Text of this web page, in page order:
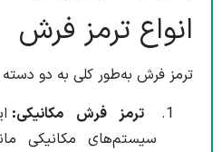
انواع ترمز فرش
ترمز فرش به‌طور کلی به دو
ترمز فرش مکانیکی:
سیستم‌های مکانیکی